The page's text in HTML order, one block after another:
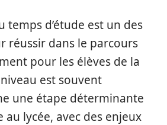
temps d’étude est un des
réussir dans le parcours
pour les élèves de la
est souvent
une étape déterminante
au lycée, avec des enjeux